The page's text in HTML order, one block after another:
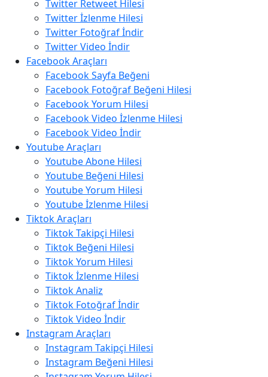
Twitter Retweet Hilesi
Twitter İzlenme Hilesi
Twitter Fotoğraf İndir
Twitter Video İndir
Facebook Araçları
Facebook Sayfa Beğeni
Facebook Fotoğraf Beğeni Hilesi
Facebook Yorum Hilesi
Facebook Video İzlenme Hilesi
Facebook Video İndir
Youtube Araçları
Youtube Abone Hilesi
Youtube Beğeni Hilesi
Youtube Yorum Hilesi
Youtube İzlenme Hilesi
Tiktok Araçları
Tiktok Takipçi Hilesi
Tiktok Beğeni Hilesi
Tiktok Yorum Hilesi
Tiktok İzlenme Hilesi
Tiktok Analiz
Tiktok Fotoğraf İndir
Tiktok Video İndir
Instagram Araçları
Instagram Takipçi Hilesi
Instagram Beğeni Hilesi